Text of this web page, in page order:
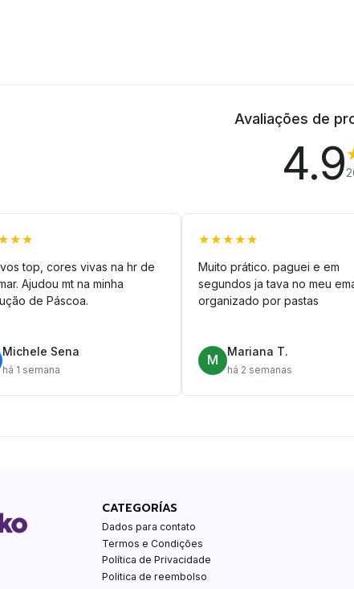
Avaliações de
4.9
top, cores vivas na hr de
Ajudou mt na minha
de Páscoa.
Michele Sena
há 1 semana
★★★★★
Muito prático. paguei e em
segundos ja tava no meu
organizado por pastas
M
Mariana T.
há 2 semanas
CATEGORÍAS
Dados para contato
Termos e Condições
Política de Privacidade
Politica de reembolso